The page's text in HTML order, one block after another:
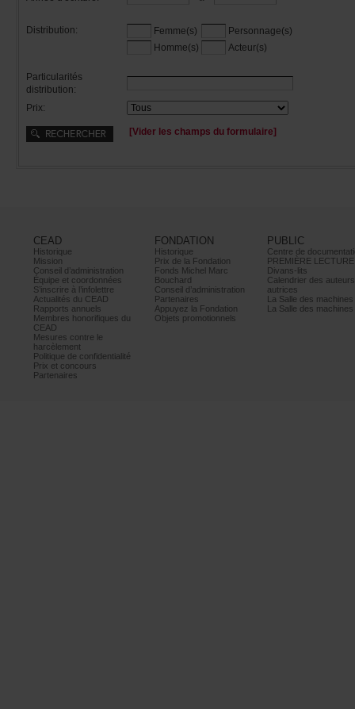
Distribution: Femme(s)
Personnage(s)
Homme(s)
Acteur(s)
Particularités
distribution:
Prix:
[Viderleschampsduformulaire]
CEAD
Historique
Mission
Conseild’administration
Équipeetcoordonnées
S’inscrireàl’infolettre
ActualitésduCEAD
Rapportsannuels
Membreshonorifiquesdu
CEAD
Mesurescontrele
harcèlement
Politiquedeconfidentialité
Prixetconcours
Partenaires
FONDATION
Historique
PrixdelaFondation
FondsMichelMarc
Bouchard
Conseild’administration
Partenaires
AppuyezlaFondation
Objetspromotionnels
PUBLIC
PREMIÈRELECTURE
Divans-lits
autrices